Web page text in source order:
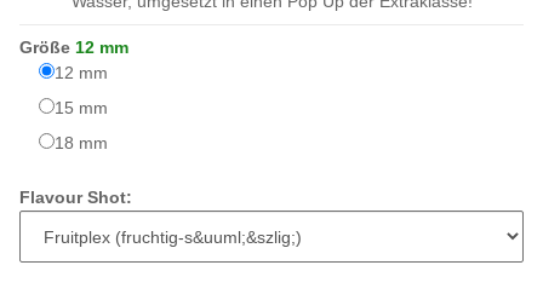
Größe 12 mm
12 mm
15 mm
18 mm
Flavour Shot: